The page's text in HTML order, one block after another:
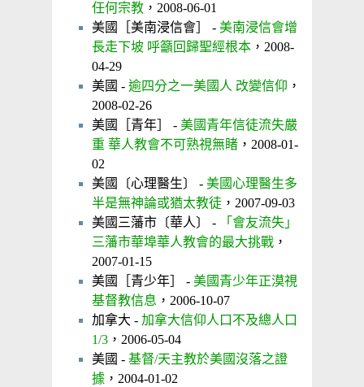
任何宗教 ，2008-06-01
美國［美南浸信會］ - 美南浸信會增
長走下坡 呼籲回歸聖經根本 ，2008-
04-29
美國 - 逾四分之一美國人 改變信仰 ，
2008-02-26
美國［青年］ - 美國青年信徒流失嚴
重 華人教會不可熟視無睹 ，2008-01-
02
美國〔心理醫生〕 - 美國心理醫生多
半是無神論或猶太教徒 ，2007-09-03
美國三藩市〔華人〕 -
「會友流失」
三藩市華埠華人教會的最大挑戰 ，
2007-01-15
美國［青少年］ - 美國青少年正漠視
基督教信息 ，2006-10-07
加拿大 - 加拿大信仰人口不及總人口
1/3 ，2006-05-04
美國 - 基督/天主教於美國沒落之證
據 ，2004-01-02